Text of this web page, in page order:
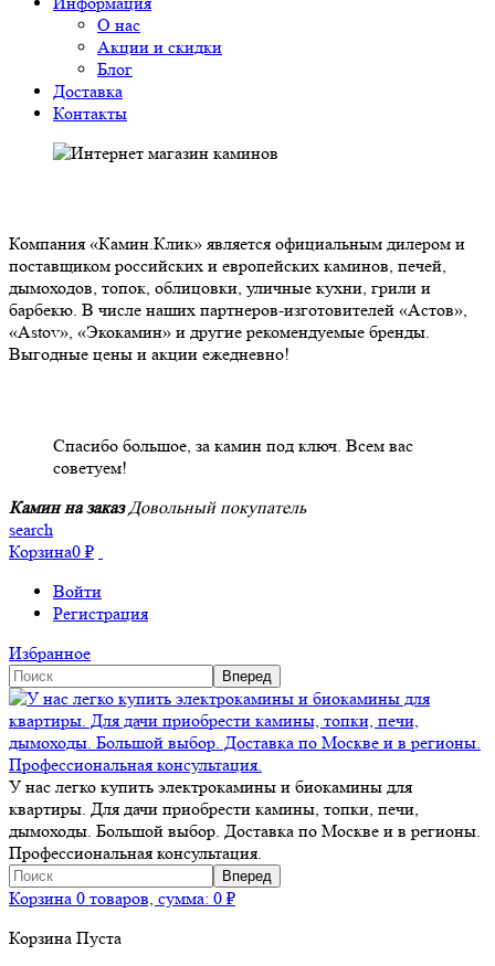
О нас
Акции и скидки
Блог
Доставка
Контакты
Компания «Камин.Клик» является официальным дилером и
поставщиком российских и европейских каминов, печей,
дымоходов, топок, облицовки, уличные кухни, грили и
барбекю. В числе наших партнеров-изготовителей «Астов»,
«Astov», «Экокамин» и другие рекомендуемые бренды.
Выгодные цены и акции ежедневно!
Спасибо большое, за камин под ключ. Всем вас
советуем!
Камин на заказ Довольный покупатель
search
Корзина0 ₽
Войти
Регистрация
Избранное
У нас легко купить электрокамины и биокамины для
квартиры. Для дачи приобрести камины, топки, печи,
дымоходы. Большой выбор. Доставка по Москве и в регионы.
Профессиональная консультация.
Корзина 0 товаров, сумма: 0 ₽
Корзина Пуста